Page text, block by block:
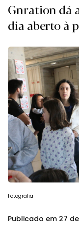
Gnration dá
dia aberto à
Fotografia
Publicado em 27 de